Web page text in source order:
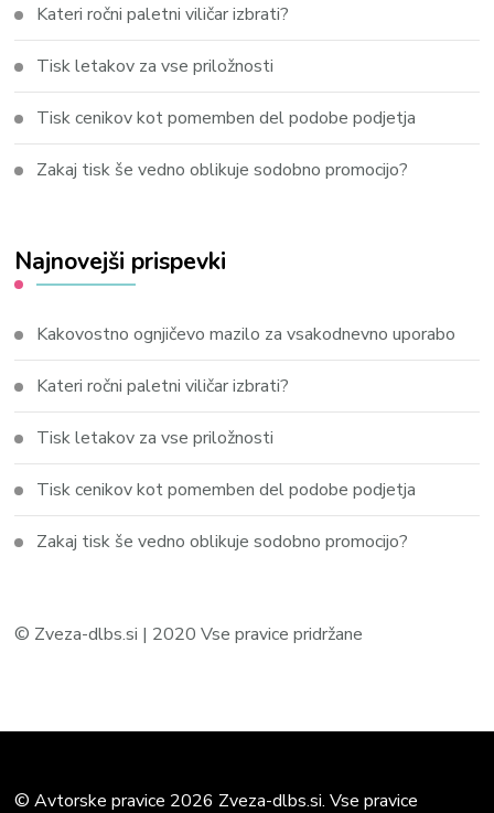
Kateri ročni paletni viličar izbrati?
Tisk letakov za vse priložnosti
Tisk cenikov kot pomemben del podobe podjetja
Zakaj tisk še vedno oblikuje sodobno promocijo?
Najnovejši prispevki
Kakovostno ognjičevo mazilo za vsakodnevno uporabo
Kateri ročni paletni viličar izbrati?
Tisk letakov za vse priložnosti
Tisk cenikov kot pomemben del podobe podjetja
Zakaj tisk še vedno oblikuje sodobno promocijo?
© Zveza-dlbs.si | 2020 Vse pravice pridržane
© Avtorske pravice 2026 Zveza-dlbs.si. Vse pravice